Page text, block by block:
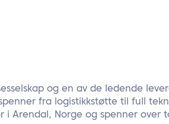
og en av de ledende
fra logistikkstøtte til full
i Arendal, Norge og spenner over